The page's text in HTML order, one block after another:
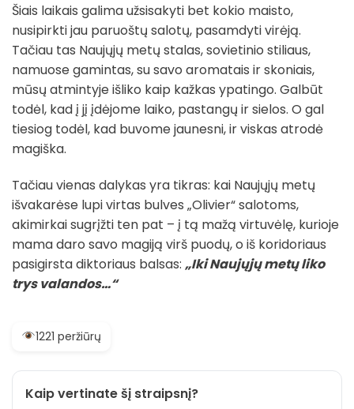
Šiais laikais galima užsisakyti bet kokio maisto,
nusipirkti jau paruoštų salotų, pasamdyti virėją.
Tačiau tas Naujųjų metų stalas, sovietinio stiliaus,
namuose gamintas, su savo aromatais ir skoniais,
mūsų atmintyje išliko kaip kažkas ypatingo. Galbūt
todėl, kad į jį įdėjome laiko, pastangų ir sielos. O gal
tiesiog todėl, kad buvome jaunesni, ir viskas atrodė
magiška.
Tačiau vienas dalykas yra tikras: kai Naujųjų metų
išvakarėse lupi virtas bulves „Olivier“ salotoms,
akimirkai sugrįžti ten pat – į tą mažą virtuvėlę, kurioje
mama daro savo magiją virš puodų, o iš koridoriaus
pasigirsta diktoriaus balsas: „Iki Naujųjų metų liko
trys valandos…“
1221 peržiūrų
Kaip vertinate šį straipsnį?